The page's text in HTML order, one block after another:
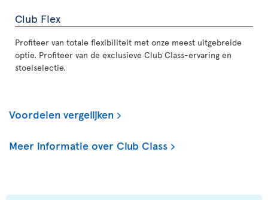
Club Flex
Profiteer van totale flexibiliteit met onze meest uitgebreide
optie. Profiteer van de exclusieve Club Class-ervaring en
stoelselectie.
Voordelen vergelijken
Meer informatie over Club Class